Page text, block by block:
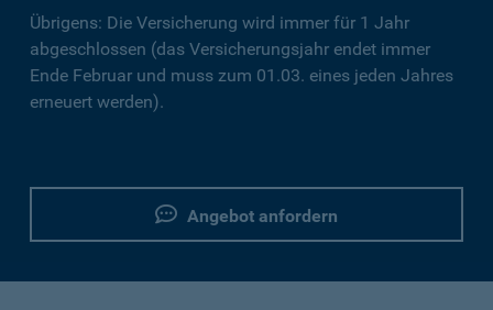
Übrigens: Die Versicherung wird immer für 1 Jahr
abgeschlossen (das Versicherungsjahr endet immer
Ende Februar und muss zum 01.03. eines jeden Jahres
erneuert werden).
Angebot anfordern